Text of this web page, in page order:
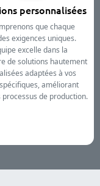
personnalisées
que chaque
exigences uniques.
excelle dans la
de solutions hautement
adaptées à vos
améliorant
processus de production.